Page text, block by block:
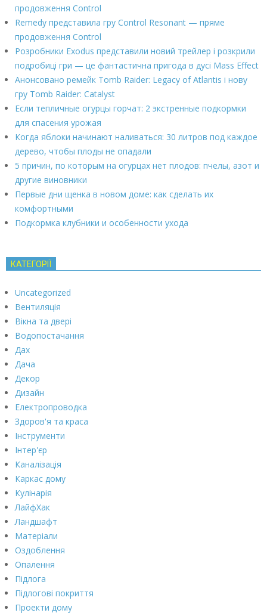
продовження Control
Remedy представила гру Control Resonant — пряме
продовження Control
Розробники Exodus представили новий трейлер і розкрили
подробиці гри — це фантастична пригода в дусі Mass Effect
Анонсовано ремейк Tomb Raider: Legacy of Atlantis і нову
гру Tomb Raider: Catalyst
Если тепличные огурцы горчат: 2 экстренные подкормки
для спасения урожая
Когда яблоки начинают наливаться: 30 литров под каждое
дерево, чтобы плоды не опадали
5 причин, по которым на огурцах нет плодов: пчелы, азот и
другие виновники
Первые дни щенка в новом доме: как сделать их
комфортными
Подкормка клубники и особенности ухода
КАТЕГОРІЇ
Uncategorized
Вентиляція
Вікна та двері
Водопостачання
Дах
Дача
Декор
Дизайн
Електропроводка
Здоров'я та краса
Інструменти
Інтер'єр
Каналізація
Каркас дому
Кулінарія
ЛайфХак
Ландшафт
Матеріали
Оздоблення
Опалення
Підлога
Підлогові покриття
Проекти дому